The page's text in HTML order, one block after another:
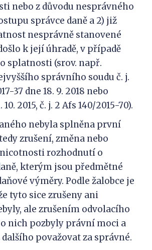
nebo z důvodu nesprávného
správce daně a 2) již
nesprávně stanovené
k její úhradě, v případě
splatnosti (srov. např.
správního soudu č. j.
37 dne 18. 9. 2018 nebo
2015, č. j. 2 Afs 140/2015-70).
nebyla splněna první
zrušení, změna nebo
rozhodnutí o
kterým jsou předmětné
výměry. Podle žalobce je
tyto sice zrušeny ani
ale zrušením odvolacího
nich pozbyly právní moci a
dalšího považovat za správné.